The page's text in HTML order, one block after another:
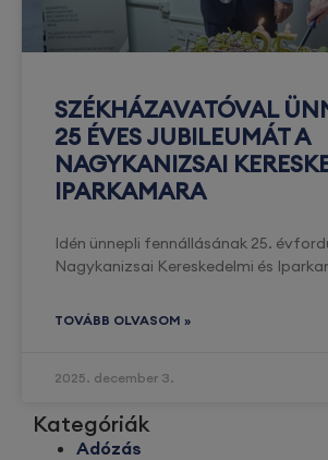
SZÉKHÁZAVATÓVAL
25 ÉVES JUBILEUMÁT A
NAGYKANIZSAI
IPARKAMARA
Idén ünnepli fennállásának 25.
Nagykanizsai Kereskedelmi és
TOVÁBB OLVASOM »
2025. december 3.
Kategóriák
Adózás